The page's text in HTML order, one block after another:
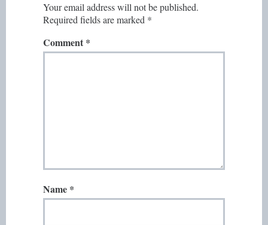
Your email address will not be published.
Required fields are marked *
Comment *
Name *